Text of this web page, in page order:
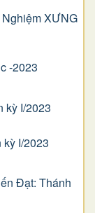
XƯNG
-2023
kỳ I/2023
I/2023
Đạt: Thánh